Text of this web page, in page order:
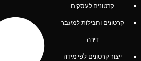
קרטונים לעסקים
קרטונים וחבילות למעבר
דירה
ייצור קרטונים לפי מידה